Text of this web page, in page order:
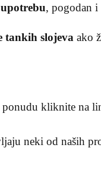
, pogodan i
tankih slojeva ako
ponudu kliknite na
neki od naših